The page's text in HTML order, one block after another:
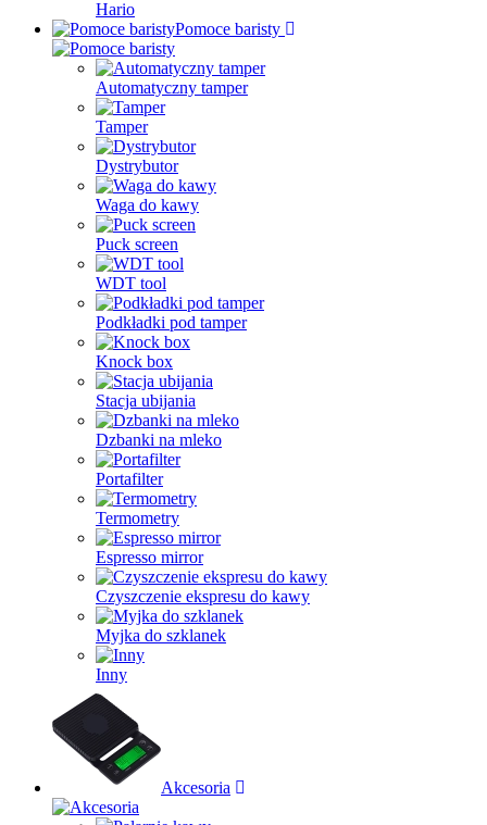
Hario
Pomoce baristy
Automatyczny tamper
Tamper
Dystrybutor
Waga do kawy
Puck screen
WDT tool
Podkładki pod tamper
Knock box
Stacja ubijania
Dzbanki na mleko
Portafilter
Termometry
Espresso mirror
Czyszczenie ekspresu do kawy
Myjka do szklanek
Inny
Akcesoria